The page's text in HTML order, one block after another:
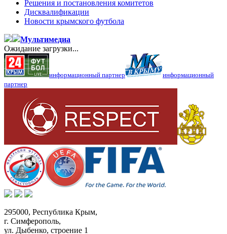
Решения и постановления комитетов
Дисквалификации
Новости крымского футбола
Мультимедиа
Ожидание загрузки...
информационный партнер
информационный
партнер
295000, Республика Крым,
г. Симферополь,
ул. Дыбенко, строение 1